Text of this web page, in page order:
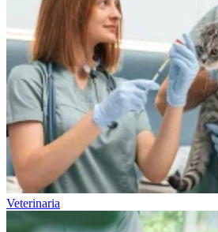
Veterinaria